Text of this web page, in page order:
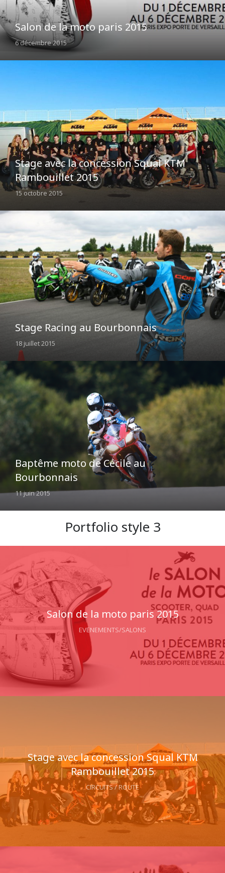
Salon de la moto paris 2015
6 décembre 2015
Stage avec la concession Squal KTM
Rambouillet 2015
15 octobre 2015
Stage Racing au Bourbonnais
18 juillet 2015
Baptême moto de Cécile au
Bourbonnais
11 juin 2015
Portfolio style 3
Salon de la moto paris 2015
EVENEMENTS/SALONS
Stage avec la concession Squal KTM
Rambouillet 2015
CIRCUITS / ROUTE